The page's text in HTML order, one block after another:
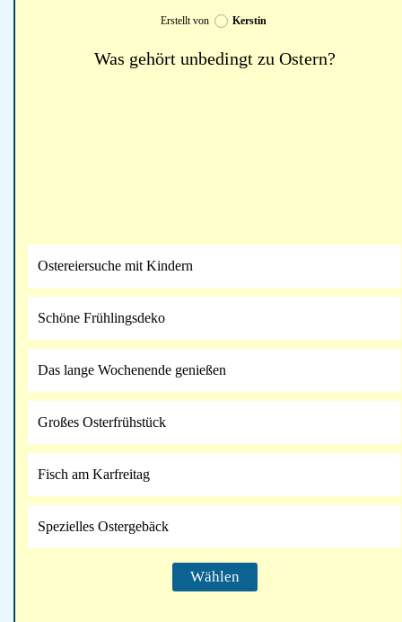
Erstellt von Kerstin
Was gehört unbedingt zu Ostern?
Ostereiersuche mit Kindern
Schöne Frühlingsdeko
Das lange Wochenende genießen
Großes Osterfrühstück
Fisch am Karfreitag
Spezielles Ostergebäck